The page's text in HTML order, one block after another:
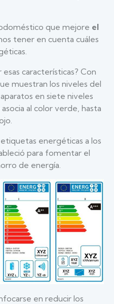
que mejore el
tener en cuenta cuáles
características? Con
muestran los niveles del
en siete niveles
al color verde, hasta
energéticas a los
para fomentar el
de energía.
en reducir los